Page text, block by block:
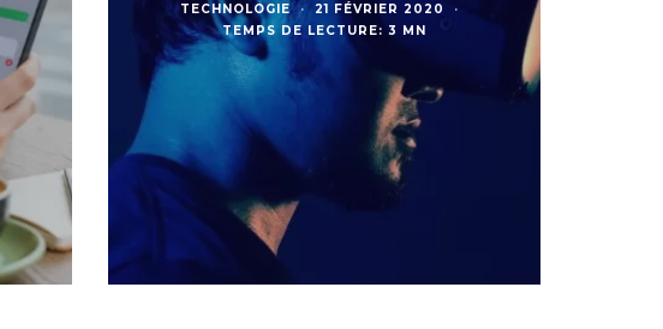
TECHNOLOGIE · 21 FÉVRIER 2020
·
TEMPS DE LECTURE: 3 MN